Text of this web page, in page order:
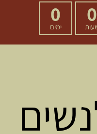
0
0
ימים